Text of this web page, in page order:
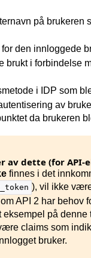
på brukeren
den innloggede
brukt i forbindelse
i IDP som
av
da brukeren
av dette (for API-
finnes i det
), vil ikke
API 2 har behov
eksempel på denne
claims som
bruker.